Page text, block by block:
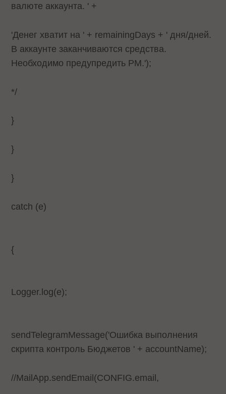
валюте аккаунта. ' +
'Денег хватит на ' + remainingDays + ' дня/дней.
В аккаунте заканчиваются средства.
Необходимо предупредить PM.');
*/
}
}
}
catch (e)
{
Logger.log(e);
sendTelegramMessage('Ошибка выполнения
скрипта контроль Бюджетов ' + accountName);
//MailApp.sendEmail(CONFIG.email,